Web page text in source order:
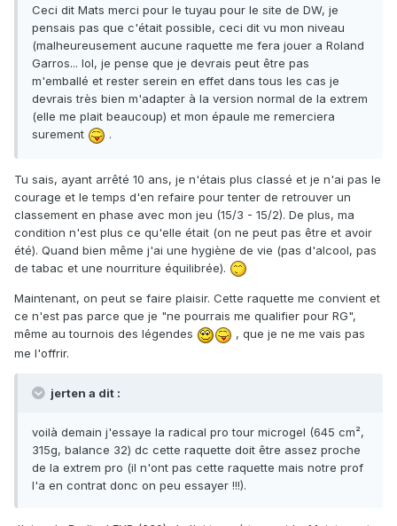
Ceci dit Mats merci pour le tuyau pour le site de DW, je
pensais pas que c'était possible, ceci dit vu mon niveau
(malheureusement aucune raquette me fera jouer a Roland
Garros... lol, je pense que je devrais peut être pas
m'emballé et rester serein en effet dans tous les cas je
devrais très bien m'adapter à la version normal de la extrem
(elle me plait beaucoup) et mon épaule me remerciera
surement
.
Tu sais, ayant arrêté 10 ans, je n'étais plus classé et je n'ai pas le
courage et le temps d'en refaire pour tenter de retrouver un
classement en phase avec mon jeu (15/3 - 15/2). De plus, ma
condition n'est plus ce qu'elle était (on ne peut pas être et avoir
été). Quand bien même j'ai une hygiène de vie (pas d'alcool, pas
de tabac et une nourriture équilibrée).
Maintenant, on peut se faire plaisir. Cette raquette me convient et
ce n'est pas parce que je "ne pourrais me qualifier pour RG",
même au tournois des légendes
, que je ne me vais pas
me l'offrir.
jerten a dit :
voilà demain j'essaye la radical pro tour microgel (645 cm²,
315g, balance 32) dc cette raquette doit être assez proche
de la extrem pro (il n'ont pas cette raquette mais notre prof
l'a en contrat donc on peu essayer !!!).